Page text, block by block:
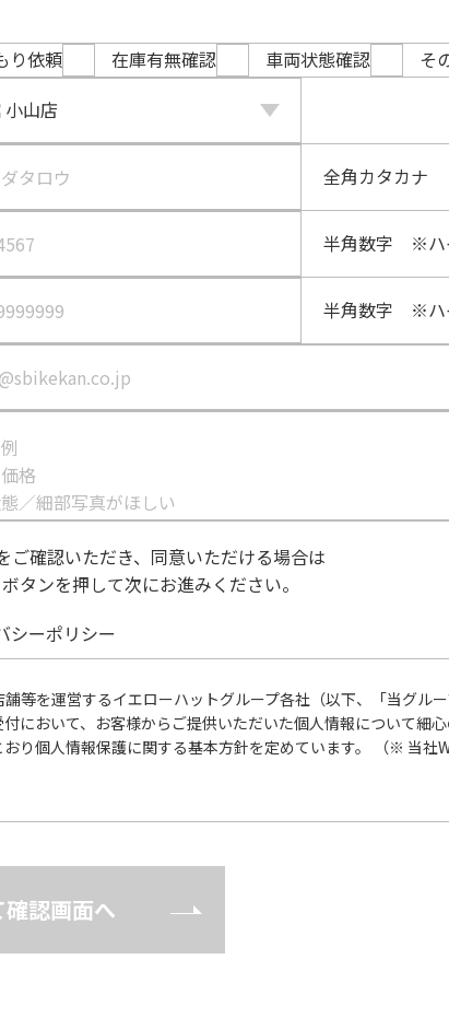
り依頼 在庫有無確認 車両状態確認 そ
全角カタカナ
半角数字 ※ハ
半角数字 ※ハ
確認いただき、同意いただける場合は
タンを押して次にお進みください。
シーポリシー
等を運営するイエローハットグループ各社（以下、「当グル
おいて、お客様からご提供いただいた個人情報について細
り個人情報保護に関する基本方針を定めています。 （※ 当社
とともに、安全管理について適切な措置を講じます。
認画面へ